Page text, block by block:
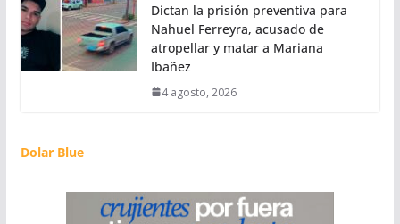
Dictan la prisión preventiva para
Nahuel Ferreyra, acusado de
atropellar y matar a Mariana
Ibañez
4 agosto, 2026
Dolar Blue